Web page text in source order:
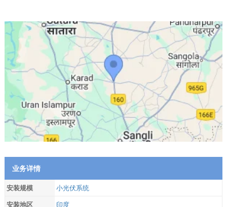
业务详情
安装规模
小光伏系统
安装地区
印度